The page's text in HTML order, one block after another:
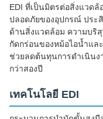
EDI ที่เป็นมิตรต่อสิ่งแวด
ปลอดภัยของอุปกรณ์ ประ
ด้านสิ่งแวดล้อม ความบริ
กัดกร่อนของหม้อไอน้ำแล
ช่วยลดต้นทุนการดำเนินง
กว่าสองปี
เทคโนโลยี EDI